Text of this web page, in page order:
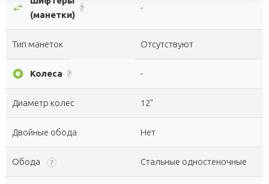
swap_horiz
(манетки)
? -
Тип манеток Отсутствуют
album Колеса ? -
Диаметр колес 12"
Двойные обода Нет
Обода ? Стальные одностеночные